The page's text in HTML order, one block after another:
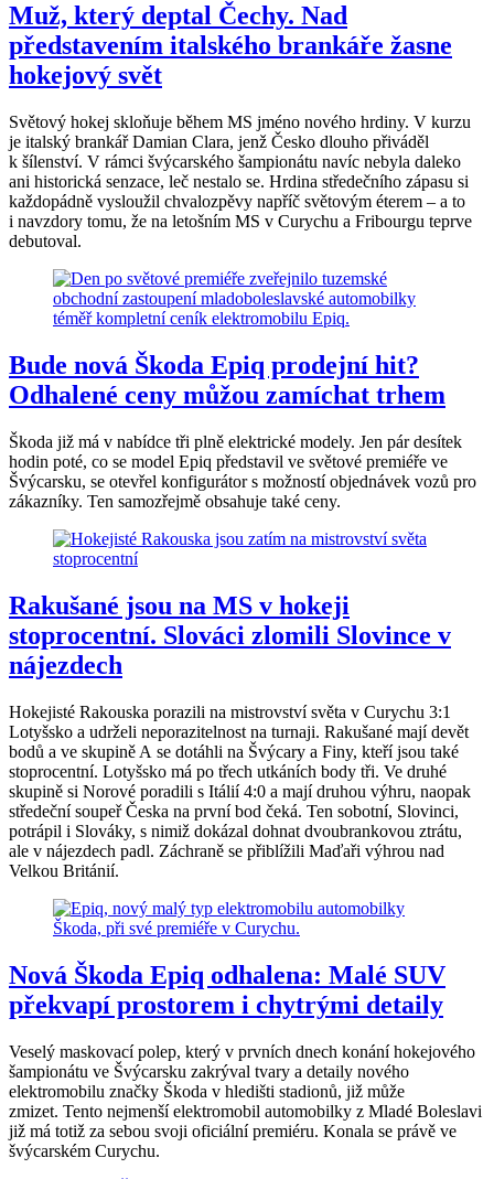
Muž, který deptal Čechy. Nad
představením italského brankáře žasne
hokejový svět
Světový hokej skloňuje během MS jméno nového hrdiny. V kurzu
je italský brankář Damian Clara, jenž Česko dlouho přiváděl
k šílenství. V rámci švýcarského šampionátu navíc nebyla daleko
ani historická senzace, leč nestalo se. Hrdina středečního zápasu si
každopádně vysloužil chvalozpěvy napříč světovým éterem – a to
i navzdory tomu, že na letošním MS v Curychu a Fribourgu teprve
debutoval.
Bude nová Škoda Epiq prodejní hit?
Odhalené ceny můžou zamíchat trhem
Škoda již má v nabídce tři plně elektrické modely. Jen pár desítek
hodin poté, co se model Epiq představil ve světové premiéře ve
Švýcarsku, se otevřel konfigurátor s možností objednávek vozů pro
zákazníky. Ten samozřejmě obsahuje také ceny.
Rakušané jsou na MS v hokeji
stoprocentní. Slováci zlomili Slovince v
nájezdech
Hokejisté Rakouska porazili na mistrovství světa v Curychu 3:1
Lotyšsko a udrželi neporazitelnost na turnaji. Rakušané mají devět
bodů a ve skupině A se dotáhli na Švýcary a Finy, kteří jsou také
stoprocentní. Lotyšsko má po třech utkáních body tři. Ve druhé
skupině si Norové poradili s Itálií 4:0 a mají druhou výhru, naopak
středeční soupeř Česka na první bod čeká. Ten sobotní, Slovinci,
potrápil i Slováky, s nimiž dokázal dohnat dvoubrankovou ztrátu,
ale v nájezdech padl. Záchraně se přiblížili Maďaři výhrou nad
Velkou Británií.
Nová Škoda Epiq odhalena: Malé SUV
překvapí prostorem i chytrými detaily
Veselý maskovací polep, který v prvních dnech konání hokejového
šampionátu ve Švýcarsku zakrýval tvary a detaily nového
elektromobilu značky Škoda v hledišti stadionů, již může
zmizet. Tento nejmenší elektromobil automobilky z Mladé Boleslavi
již má totiž za sebou svoji oficiální premiéru. Konala se právě ve
švýcarském Curychu.